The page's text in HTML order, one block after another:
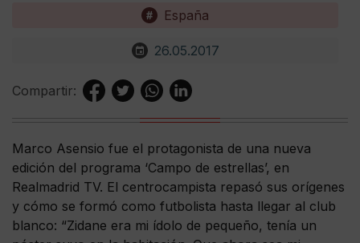
España
26.05.2017
Compartir:
Marco Asensio fue el protagonista de una nueva
edición del programa ‘Campo de estrellas’, en
Realmadrid TV. El centrocampista repasó sus orígenes
y cómo se formó como futbolista hasta llegar al club
blanco: “Zidane era mi ídolo de pequeño, tenía un